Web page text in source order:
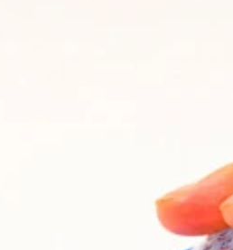
ントローラー。ゲームボーイ本